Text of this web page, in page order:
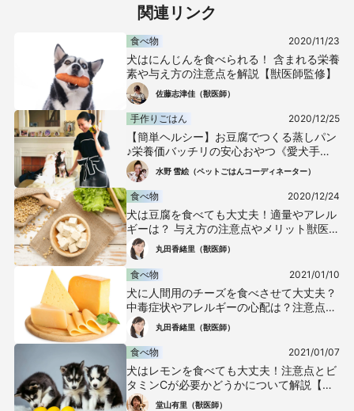
関連リンク
食べ物 2020/11/23
犬はにんじんを食べられる！ 含まれる栄養
素や与え方の注意点を解説【獣医師監修】
佐藤志津佳（獣医師）
手作りごはん 2020/12/25
【簡単ヘルシー】お豆腐でつくる蒸しパン
♪栄養価バッチリの安心おやつ《愛犬手作
りごはんレシピ》
水野 雪絵（ペットごはんコーディネーター）
食べ物 2020/12/24
犬は豆腐を食べても大丈夫！適量やアレル
ギーは？ 与え方の注意点やメリット獣医が
解説
丸田香緒里（獣医師）
食べ物 2021/01/10
犬に人間用のチーズを食べさせて大丈夫？
中毒症状やアレルギーの心配は？注意点や
適量について解説【獣医師監修】
丸田香緒里（獣医師）
食べ物 2021/01/07
犬はレモンを食べても大丈夫！注意点とビ
タミンCが必要かどうかについて解説【獣
医師監修】堂山有里（獣医師）